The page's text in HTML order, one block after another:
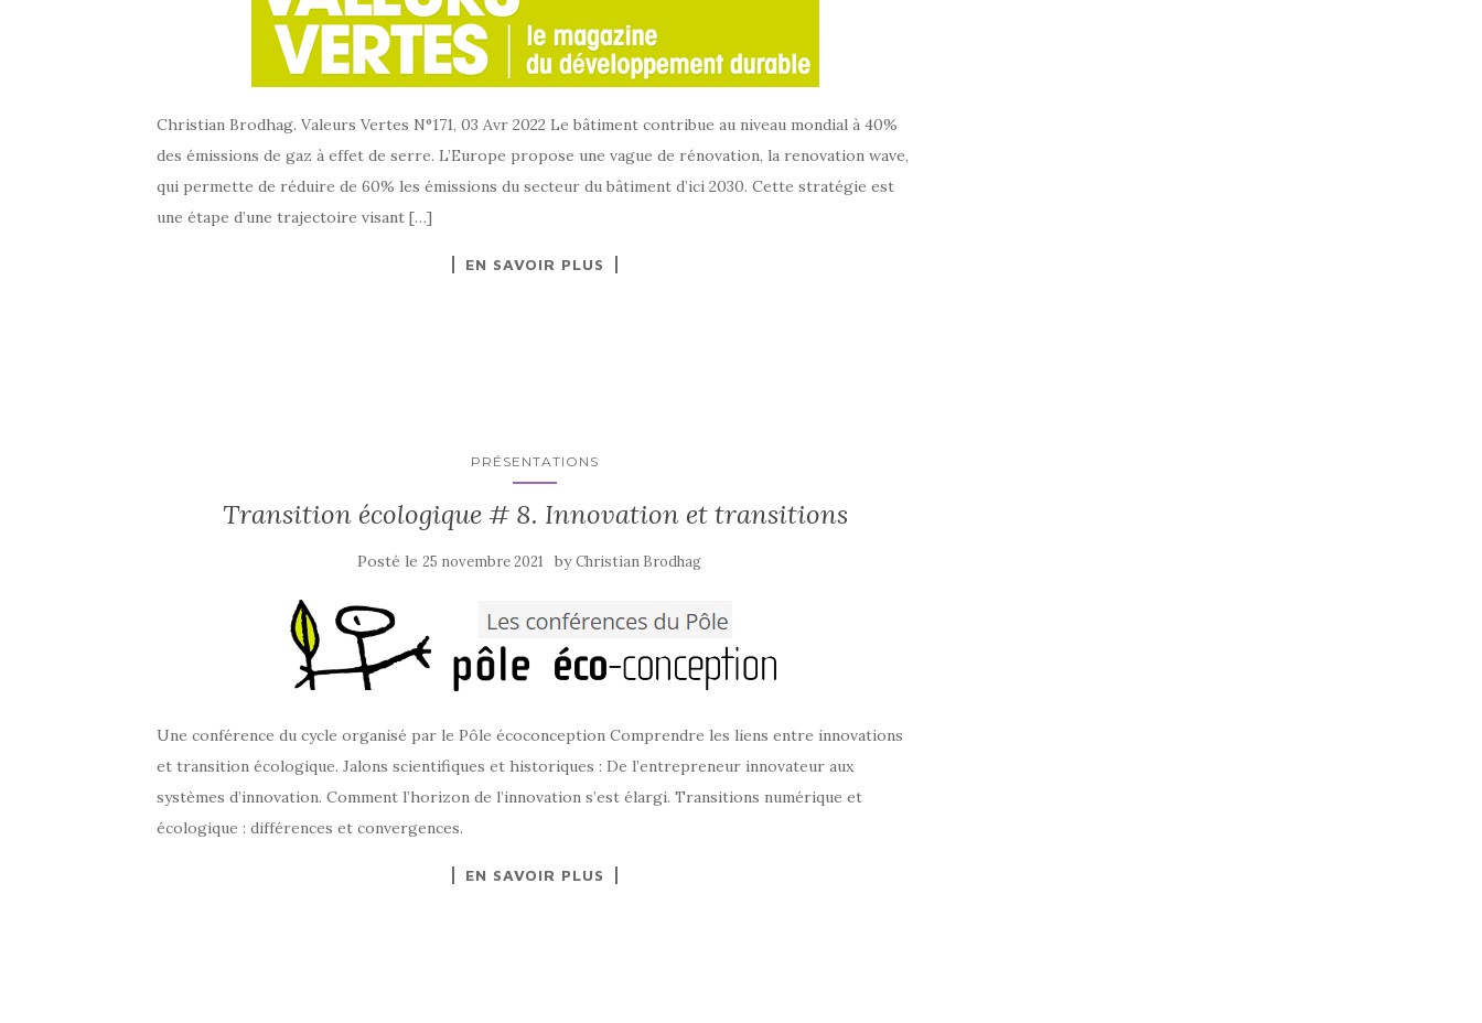
Christian Brodhag. Valeurs Vertes N°171, 03 Avr 2022 Le bâtiment contribue au niveau mondial à 40%
des émissions de gaz à effet de serre. L’Europe propose une vague de rénovation, la renovation wave,
qui permette de réduire de 60% les émissions du secteur du bâtiment d’ici 2030. Cette stratégie est
une étape d’une trajectoire visant […]
EN SAVOIR PLUS
PRÉSENTATIONS
Transition écologique # 8. Innovation et transitions
Posté le25 novembre 2021 byChristian Brodhag
Une conférence du cycle organisé par le Pôle écoconception Comprendre les liens entre innovations
et transition écologique. Jalons scientifiques et historiques : De l’entrepreneur innovateur aux
systèmes d’innovation. Comment l’horizon de l’innovation s’est élargi. Transitions numérique et
écologique : différences et convergences.
EN SAVOIR PLUS